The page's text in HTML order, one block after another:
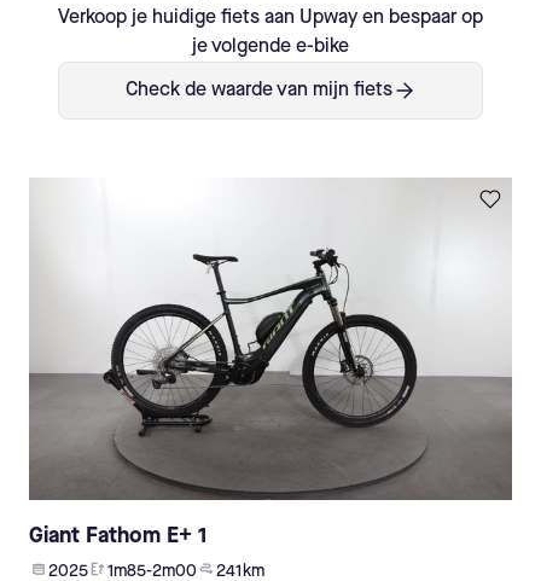
Verkoop je huidige fiets aan Upway en bespaar op
je volgende e-bike
Check de waarde van mijn fiets
Giant Fathom E+ 1
2025 1m85-2m00 241 km